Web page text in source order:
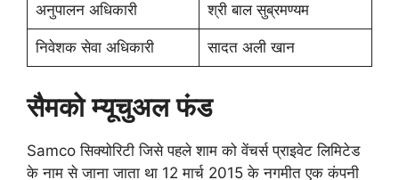
अनुपालन अधिकारी श्री बाल सुब्रमण्यम
निवेशक सेवा अधिकारी सादत अली खान
सैमको म्यूचुअल फंड
Samco सिक्योरिटी जिसे पहले शाम को वेंचर्स प्राइवेट लिमिटेड
के नाम से जाना जाता था 12 मार्च 2015 के नगमीत एक कंपनी